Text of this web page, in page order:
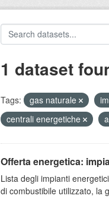
1 dataset
Tags: gas naturale
centrali energetiche
Offerta energetica:
Lista degli impianti
di combustibile utilizzato, la